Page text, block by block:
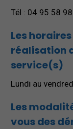
Tél : 04 95 58
Les
réalisation
service(s)
Lundi au
Les
vous des